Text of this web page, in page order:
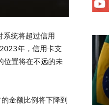
系统将超过信用
年，信用卡支
位置将在不远的未
金额比例将下降到